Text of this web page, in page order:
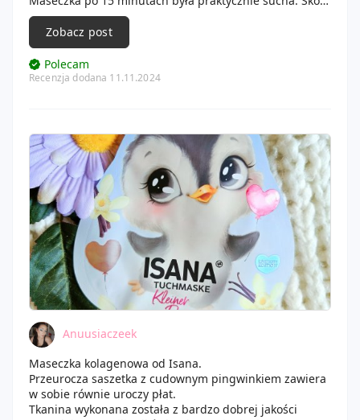
wręcz wchłonęła całą esencję. Nawilżenie było
naprawdę na wysokim poziomie.
Zobacz post
Polecam
Recenzja dodana 11.11.2024
Anuusiaczeek
Maseczka kolagenowa od Isana.
Przeurocza saszetka z cudownym pingwinkiem zawiera
w sobie równie uroczy płat.
Tkanina wykonana została z bardzo dobrej jakości